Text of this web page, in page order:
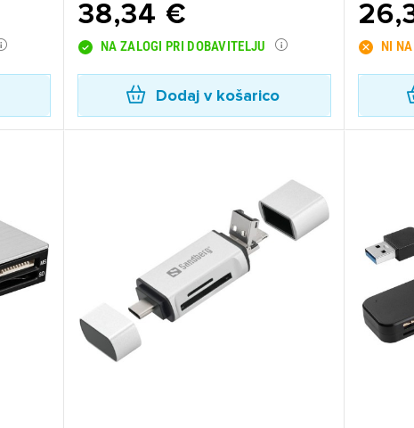
38,34 €
NA ZALOGI PRI DOBAVITELJU
Dodaj v košarico
NI